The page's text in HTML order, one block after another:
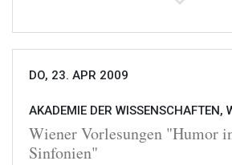
DO, 23. APR 2009
AKADEMIE DER WISSENSCHAFTEN,
Wiener Vorlesungen "Humor
Sinfonien"